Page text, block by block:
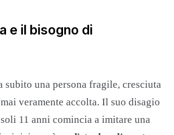
e il bisogno di
una persona fragile, cresciuta
veramente accolta. Il suo disagio
11 anni comincia a imitare una